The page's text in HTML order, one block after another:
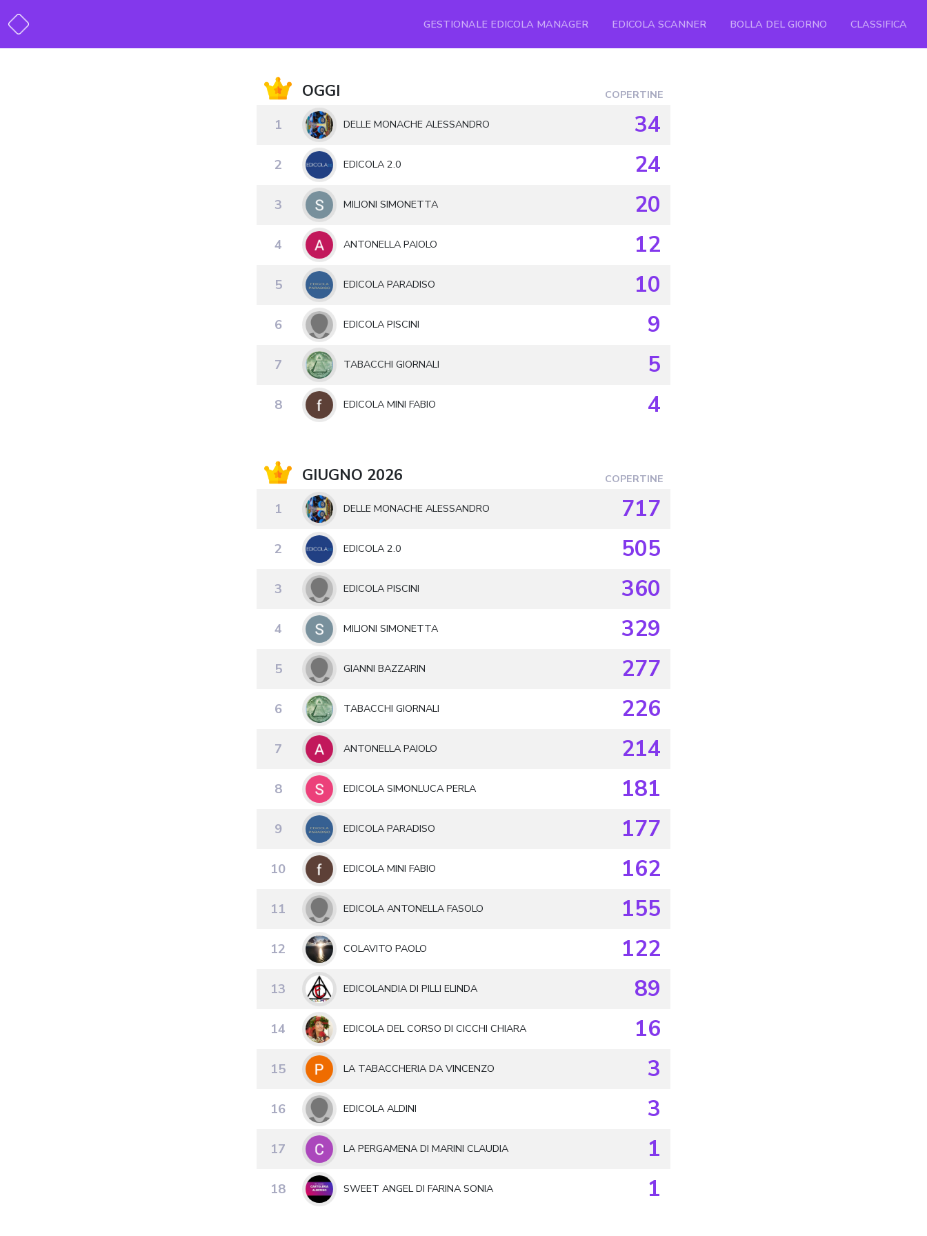
GESTIONALE EDICOLA MANAGER EDICOLA SCANNER BOLLA DEL GIORNO CLASSIFICA
OGGI COPERTINE
1 DELLE MONACHE ALESSANDRO 34
2 EDICOLA 2.0 24
3 MILIONI SIMONETTA 20
4 ANTONELLA PAIOLO 12
5 EDICOLA PARADISO 10
6 EDICOLA PISCINI 9
7 TABACCHI GIORNALI 5
8 EDICOLA MINI FABIO 4
GIUGNO 2026 COPERTINE
1 DELLE MONACHE ALESSANDRO 717
2 EDICOLA 2.0 505
3 EDICOLA PISCINI 360
4 MILIONI SIMONETTA 329
5 GIANNI BAZZARIN 277
6 TABACCHI GIORNALI 226
7 ANTONELLA PAIOLO 214
8 EDICOLA SIMONLUCA PERLA 181
9 EDICOLA PARADISO 177
10 EDICOLA MINI FABIO 162
11 EDICOLA ANTONELLA FASOLO 155
12 COLAVITO PAOLO 122
13 EDICOLANDIA DI PILLI ELINDA 89
14 EDICOLA DEL CORSO DI CICCHI CHIARA 16
15 LA TABACCHERIA DA VINCENZO 3
16 EDICOLA ALDINI 3
17 LA PERGAMENA DI MARINI CLAUDIA 1
18 SWEET ANGEL DI FARINA SONIA 1